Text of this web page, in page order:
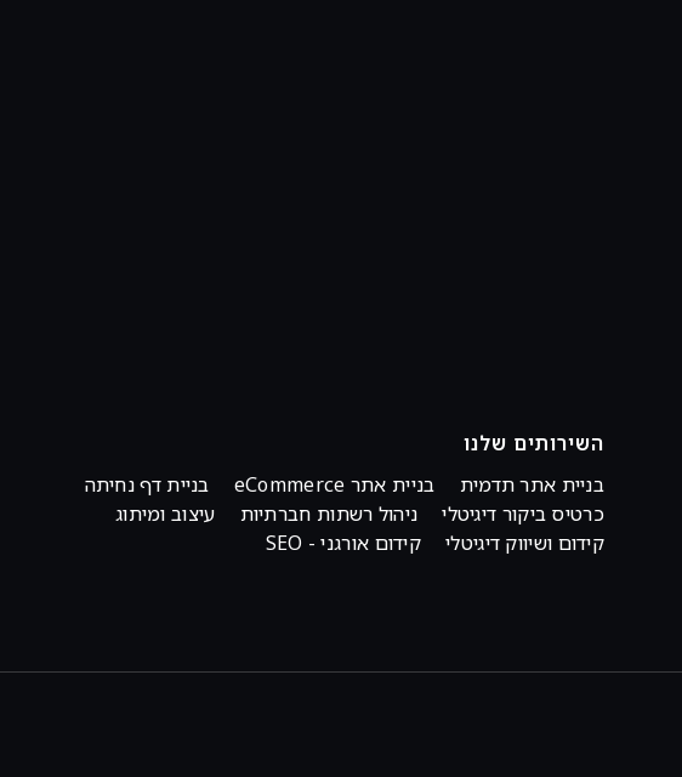
השירותים שלנו
בניית אתר תדמית
בניית אתר eCommerce
בניית דף נחיתה
כרטיס ביקור דיגיטלי
ניהול רשתות חברתיות
עיצוב ומיתוג
קידום ושיווק דיגיטלי
קידום אורגני - SEO